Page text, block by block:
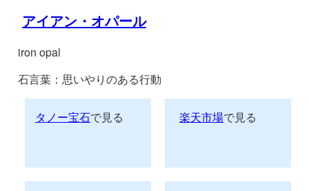
アイアン・オパール
iron opal
石言葉：思いやりのある行動
タノー宝石で見る 楽天市場で見る